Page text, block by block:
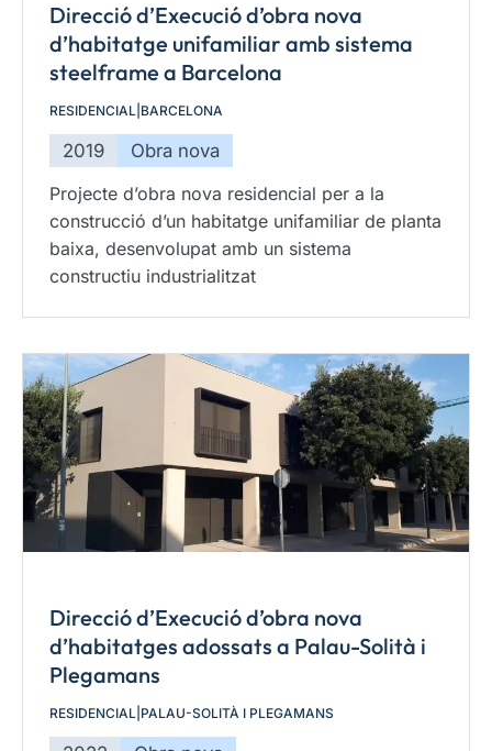
Direcció d’Execució d’obra nova
d’habitatge unifamiliar amb sistema
steelframe a Barcelona
RESIDENCIAL BARCELONA
2019
Obra nova
Projecte d’obra nova residencial per a la
construcció d’un habitatge unifamiliar de planta
baixa, desenvolupat amb un sistema
constructiu industrialitzat
Direcció d’Execució d’obra nova
d’habitatges adossats a Palau-Solità i
Plegamans
RESIDENCIAL PALAU-SOLITÀ I PLEGAMANS